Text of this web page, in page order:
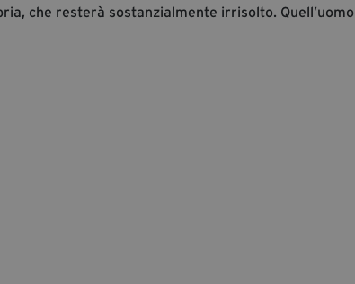
che resterà sostanzialmente irrisolto. Quell’uomo